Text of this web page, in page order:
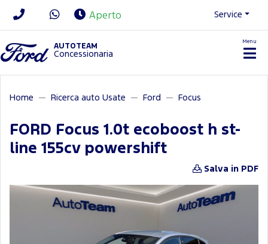
Aperto Service
AUTOTEAM
Concessionaria
Menu
Home Ricerca auto Usate Ford Focus
FORD Focus 1.0t ecoboost h st-
line 155cv powershift
Salva in PDF